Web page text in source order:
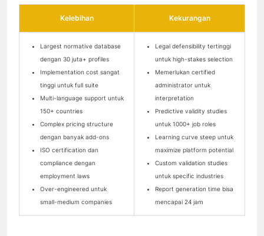
Kelebihan Kekurangan
Largest normative database
dengan 30 juta+ profiles
Implementation cost sangat
tinggi untuk full suite
Multi-language support untuk
150+ countries
Complex pricing structure
dengan banyak add-ons
ISO certification dan
compliance dengan
employment laws
Over-engineered untuk
small-medium companies
Legal defensibility tertinggi
untuk high-stakes selection
Memerlukan certified
administrator untuk
interpretation
Predictive validity studies
untuk 1000+ job roles
Learning curve steep untuk
maximize platform potential
Custom validation studies
untuk specific industries
Report generation time bisa
mencapai 24 jam